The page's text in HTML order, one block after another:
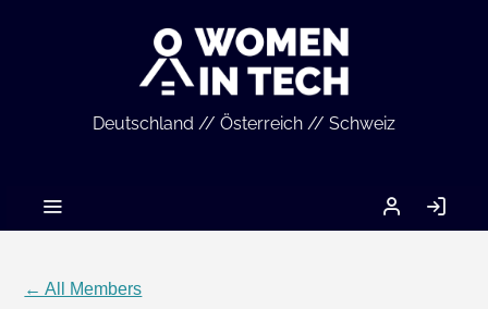
Deutschland // Österreich // Schweiz
MEIN
ACCOUNT
IN
← All Members